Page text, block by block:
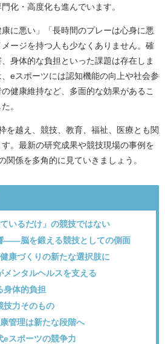
化・高度化も進んでいます。
に悪い」「長時間のプレーは心身に悪
ージを持つ人も少なくありません。確
身体的な負担といった課題は存在しま
eスポーツには認知機能の向上や社会参
健康維持など、多面的な効果があるこ
。
を越え、競技、教育、福祉、医療とも関
。最新の研究成果や競技現場の事例を
関係を多角的に見ていきましょう。
いるだけ」の競技ではない
――脳を鍛える競技としての側面
康づくりの新たな選択肢に
メンタルヘルスを支える
身体的負担
技力そのもの
管理は新たな段階へ
eスポーツの競争力